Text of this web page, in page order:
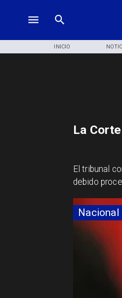
INICIO
Nacional
La
El tribunal
debido